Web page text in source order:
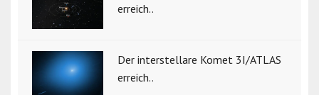
erreich..
Der interstellare Komet 3I/ATLAS
erreich..